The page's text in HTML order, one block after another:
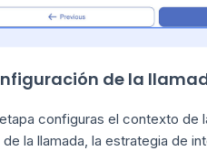
de la
configuras el contexto de
la llamada, la estrategia de